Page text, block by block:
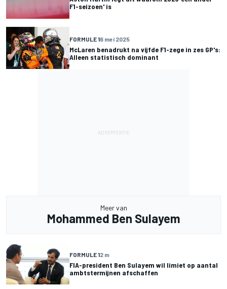
F1-seizoen' is
FORMULE 16 mei 2025
McLaren benadrukt na vijfde F1-zege in zes GP's:
Alleen statistisch dominant
Meer van
Mohammed Ben Sulayem
FORMULE 12 m
FIA-president Ben Sulayem wil limiet op aantal
ambtstermijnen afschaffen